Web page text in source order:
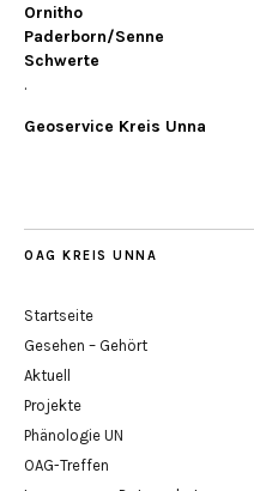
Ornitho
Paderborn/Senne
Schwerte
.
Geoservice Kreis Unna
OAG KREIS UNNA
Startseite
Gesehen – Gehört
Aktuell
Projekte
Phänologie UN
OAG-Treffen